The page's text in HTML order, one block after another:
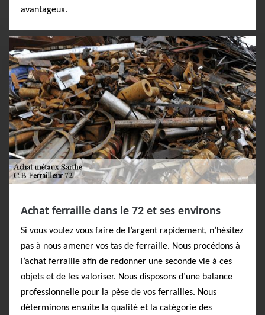
avantageux.
Achat ferraille dans le 72 et ses environs
Si vous voulez vous faire de l’argent rapidement, n’hésitez
pas à nous amener vos tas de ferraille. Nous procédons à
l’achat ferraille afin de redonner une seconde vie à ces
objets et de les valoriser. Nous disposons d’une balance
professionnelle pour la pèse de vos ferrailles. Nous
déterminons ensuite la qualité et la catégorie des